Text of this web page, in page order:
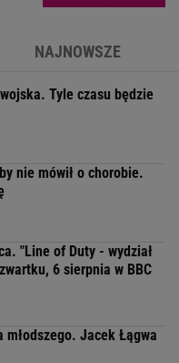
NAJNOWSZE
Tyle czasu będzie
nie mówił o chorobie.
"Line of Duty - wydział
6 sierpnia w BBC
młodszego. Jacek Łągwa